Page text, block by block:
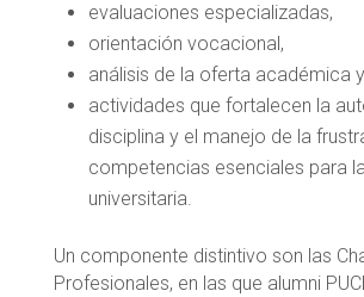
evaluaciones especializadas,
orientación vocacional,
análisis de la oferta académica y
actividades que fortalecen la
disciplina y el manejo de la
competencias esenciales para
universitaria.
Un componente distintivo son las
Profesionales, en las que alumni